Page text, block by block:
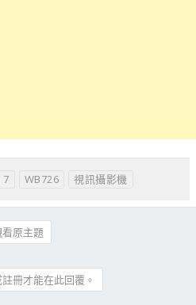
7 WB726 視訊攝影機
看原主題
冊才能在此回覆。